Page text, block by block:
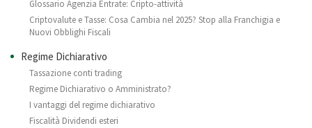
Glossario Agenzia Entrate: Cripto-attività
Criptovalute e Tasse: Cosa Cambia nel 2025? Stop alla Franchigia e
Nuovi Obblighi Fiscali
Regime Dichiarativo
Tassazione conti trading
Regime Dichiarativo o Amministrato?
I vantaggi del regime dichiarativo
Fiscalità Dividendi esteri